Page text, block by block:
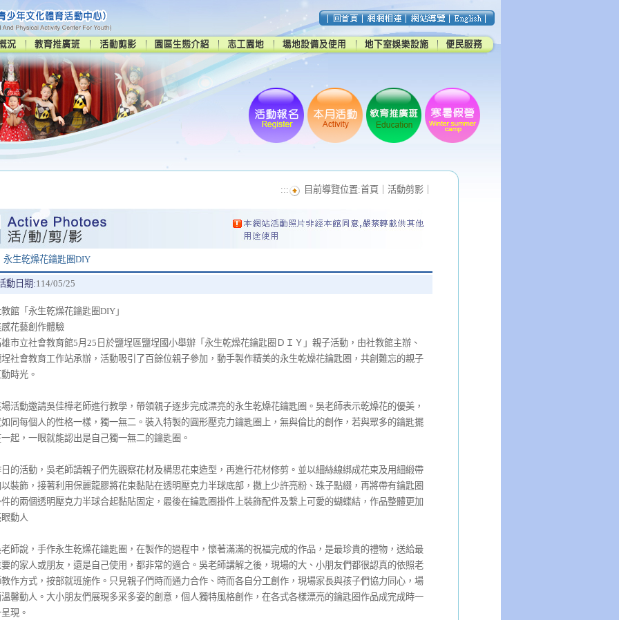
::: 目前導覽位置:首頁 活動剪影
永生乾燥花鑰匙圈DIY
動日期:114/05/25
館「永生乾燥花鑰匙圈DIY」
花藝創作體驗
市立社會教育館5月25日於鹽埕區鹽埕國小舉辦「永生乾燥花鑰匙圈ＤＩＹ」親子活動，由社教館主辦、
社會教育工作站承辦，活動吸引了百餘位親子參加，動手製作精美的永生乾燥花鑰匙圈，共創難忘的親子
時光。
活動邀請吳佳樺老師進行教學，帶領親子逐步完成漂亮的永生乾燥花鑰匙圈。吳老師表示乾燥花的優美，
同每個人的性格一樣，獨一無二。裝入特製的圓形壓克力鑰匙圈上，無與倫比的創作，若與眾多的鑰匙擺
起，一眼就能認出是自己獨一無二的鑰匙圈。
的活動，吳老師請親子們先觀察花材及構思花束造型，再進行花材修剪。並以細絲線綁成花束及用細緞帶
裝飾，接著利用保麗龍膠將花束黏貼在透明壓克力半球底部，撒上少許亮粉、珠子點綴，再將帶有鑰匙圈
的兩個透明壓克力半球合起黏貼固定，最後在鑰匙圈掛件上裝飾配件及繫上可愛的蝴蝶結，作品整體更加
動人
師說，手作永生乾燥花鑰匙圈，在製作的過程中，懷著滿滿的祝福完成的作品，是最珍貴的禮物，送給最
的家人或朋友，還是自己使用，都非常的適合。吳老師講解之後，現場的大、小朋友們都很認真的依照老
作方式，按部就班施作。只見親子們時而通力合作、時而各自分工創作，現場家長與孩子們協力同心，場
馨動人。大小朋友們展現多采多姿的創意，個人獨特風格創作，在各式各樣漂亮的鑰匙圈作品成完成時一
現。